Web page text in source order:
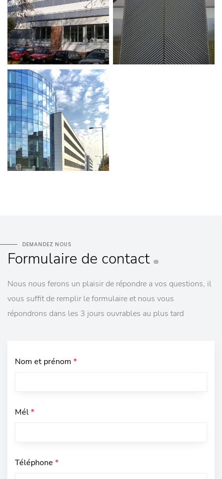
DEMANDEZ NOUS
Formulaire de contact
Nous nous ferons un plaisir de répondre a vos questions, il
vous suffit de remplir le formulaire et nous vous
répondrons dans les 3 jours ouvrables au plus tard
Nom et prénom *
Mél*
Téléphone *